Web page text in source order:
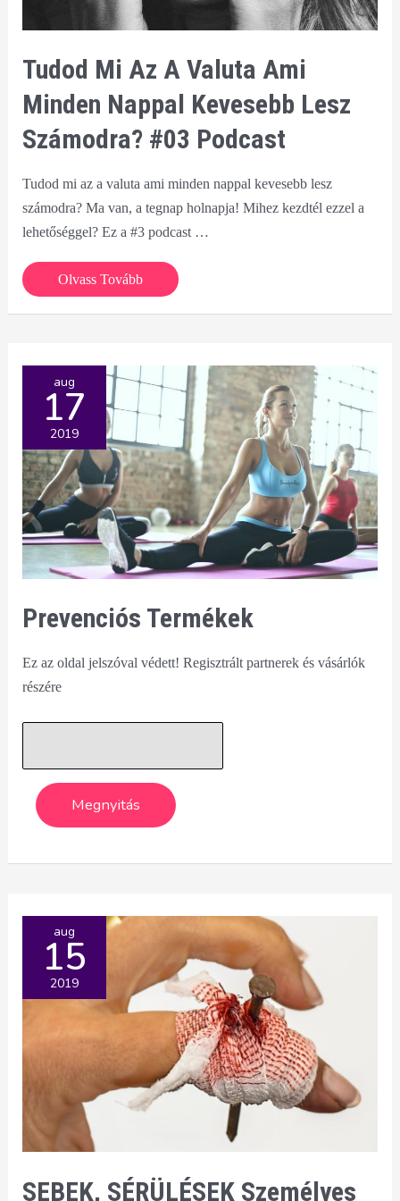
Tudod Mi Az A Valuta Ami
Minden Nappal Kevesebb Lesz
Számodra? #03 Podcast
Tudod mi az a valuta ami minden nappal kevesebb lesz
számodra? Ma van, a tegnap holnapja! Mihez kezdtél ezzel a
lehetőséggel? Ez a #3 podcast …
Tudod
mi
ami
minden
nappal
kevesebb
lesz
számodra?
#03
podcast
Olvass Tovább
aug
17
2019
Prevenciós Termékek
Ez az oldal jelszóval védett! Regisztrált partnerek és vásárlók
részére
aug
15
2019
SEBEK, SÉRÜLÉSEK Személyes